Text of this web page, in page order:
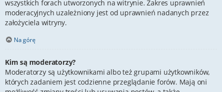
wszystkich forach utworzonych na witrynie. Zakres uprawnień
moderacyjnych uzależniony jest od uprawnień nadanych przez
założyciela witryny.
Na górę
Kim są moderatorzy?
Moderatorzy są użytkownikami albo też grupami użytkowników,
których zadaniem jest codzienne przeglądanie forów. Mają oni